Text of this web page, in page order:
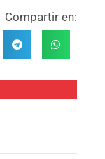
Compartir en: